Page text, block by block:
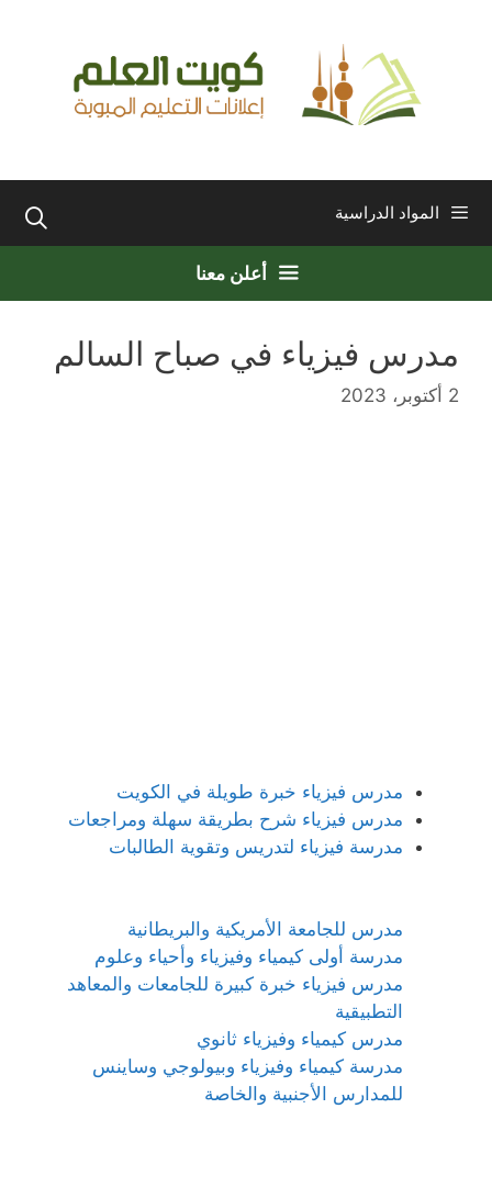
المواد الدراسية
أعلن معنا
مدرس فيزياء في صباح السالم
2 أكتوبر، 2023
مدرس فيزياء خبرة طويلة في الكويت
مدرس فيزياء شرح بطريقة سهلة ومراجعات
مدرسة فيزياء لتدريس وتقوية الطالبات
مدرس للجامعة الأمريكية والبريطانية
مدرسة أولى كيمياء وفيزياء وأحياء وعلوم
مدرس فيزياء خبرة كبيرة للجامعات والمعاهد
التطبيقية
مدرس كيمياء وفيزياء ثانوي
مدرسة كيمياء وفيزياء وبيولوجي وساينس
للمدارس الأجنبية والخاصة